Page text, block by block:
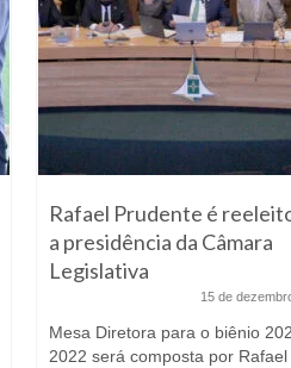
Rafael Prudente é
a presidência da Câmara
Legislativa
15 de
Mesa Diretora para o biênio
2022 será composta por Rafael